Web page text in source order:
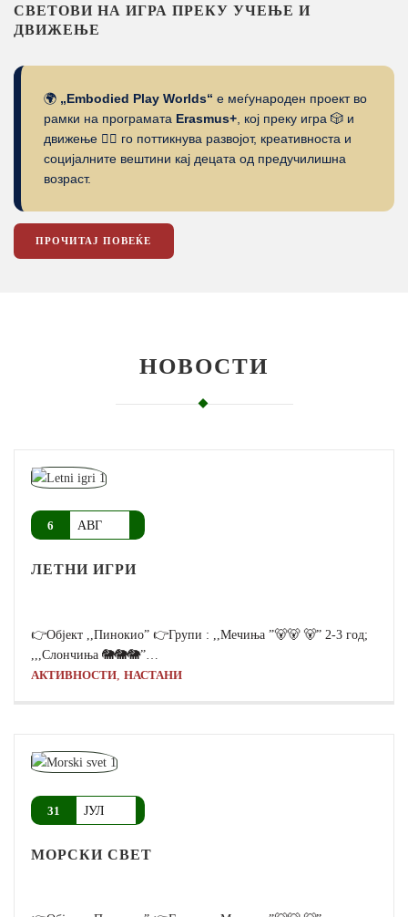
СВЕТОВИ НА ИГРА ПРЕКУ УЧЕЊЕ И
ДВИЖЕЊЕ
🌍 „Embodied Play Worlds“ е меѓународен проект во
рамки на програмата Erasmus+ , кој преку игра 🎲 и
движење 🤸‍♀️ го поттикнува развојот, креативноста и
социјалните вештини кај децата од предучилишна
возраст.
ПРОЧИТАЈ ПОВЕЌЕ
НОВОСТИ
6 АВГ
ЛЕТНИ ИГРИ
👉Објект ,,Пинокио” 👉Групи : ,,Мечиња ”🐻🐻 🐻” 2-3 год;
,,,Слончиња 🐘🐘🐘”…
АКТИВНОСТИ, НАСТАНИ
31 ЈУЛ
МОРСКИ СВЕТ